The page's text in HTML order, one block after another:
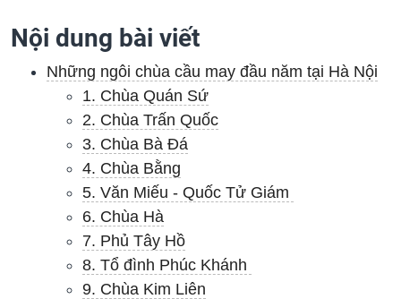
Nội dung bài viết
Những ngôi chùa cầu may đầu năm tại Hà Nội
1. Chùa Quán Sứ
2. Chùa Trấn Quốc
3. Chùa Bà Đá
4. Chùa Bằng
5. Văn Miếu - Quốc Tử Giám
6. Chùa Hà
7. Phủ Tây Hồ
8. Tổ đình Phúc Khánh
9. Chùa Kim Liên